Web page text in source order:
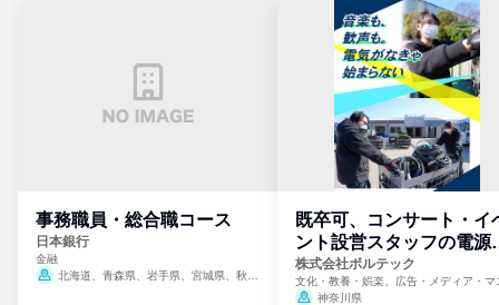
事務職員・総合職コース
日本銀行
金融
北海道、青森県、岩手県、宮城県、秋田
既卒可、コンサート・イ
ント設営スタッフの電源
門
株式会社ボルテック
文化・教養・娯楽、広告・メディア・マ
ミ、電力・ガス・水道・エネルギー
神奈川県